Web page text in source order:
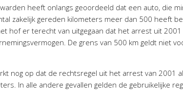
heeft onlangs geoordeeld dat een auto, die
zakelijk gereden kilometers meer dan 500 heeft
hof er terecht van uitgegaan dat het arrest uit
De grens van 500 km geldt niet
nog op dat de rechtsregel uit het arrest van 2001
In alle andere gevallen gelden de gebruikelijke